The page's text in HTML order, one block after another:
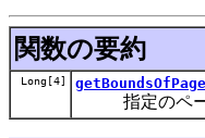
関数の要約
Long[4] getBoundsOfPage
指定のページ